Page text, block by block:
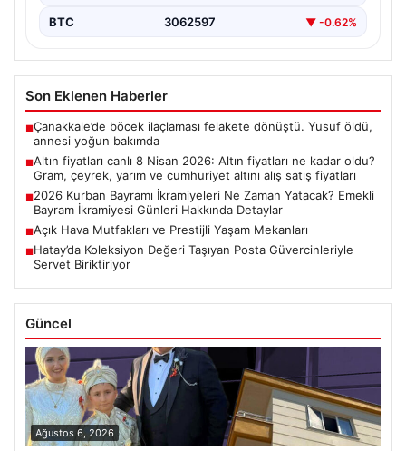
BTC 3062597 ▼ -0.62%
Son Eklenen Haberler
■Çanakkale’de böcek ilaçlaması felakete dönüştü. Yusuf öldü,
annesi yoğun bakımda
■Altın fiyatları canlı 8 Nisan 2026: Altın fiyatları ne kadar oldu?
Gram, çeyrek, yarım ve cumhuriyet altını alış satış fiyatları
■2026 Kurban Bayramı İkramiyeleri Ne Zaman Yatacak? Emekli
Bayram İkramiyesi Günleri Hakkında Detaylar
■Açık Hava Mutfakları ve Prestijli Yaşam Mekanları
■Hatay’da Koleksiyon Değeri Taşıyan Posta Güvercinleriyle
Servet Biriktiriyor
Güncel
Ağustos 6, 2026